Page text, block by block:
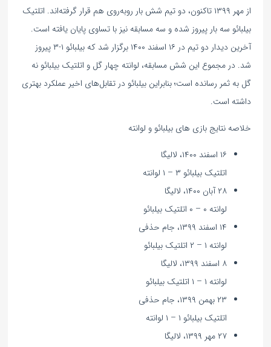
از مهر ۱۳۹۹ تاکنون، دو تیم شش بار روبه‌روی هم قرار گرفته‌اند. اتلتیک
بیلبائو سه بار پیروز شده و سه مسابقه نیز با تساوی پایان یافته است.
آخرین دیدار دو تیم در ۱۶ اسفند ۱۴۰۰ برگزار شد که بیلبائو ۱-۳ پیروز
شد. در مجموع این شش مسابقه، لوانته چهار گل و اتلتیک بیلبائو نه
گل به ثمر رسانده است؛ بنابراین بیلبائو در تقابل‌های اخیر عملکرد بهتری
داشته است.
خلاصه نتایج بازی های بیلبائو و لوانته
۱۶ اسفند ۱۴۰۰، لالیگا
اتلتیک بیلبائو ۳ – ۱ لوانته
۲۸ آبان ۱۴۰۰، لالیگا
لوانته ۰ – ۰ اتلتیک بیلبائو
۱۴ اسفند ۱۳۹۹، جام حذفی
لوانته ۱ – ۲ اتلتیک بیلبائو
۸ اسفند ۱۳۹۹، لالیگا
لوانته ۱ – ۱ اتلتیک بیلبائو
۲۳ بهمن ۱۳۹۹، جام حذفی
اتلتیک بیلبائو ۱ – ۱ لوانته
۲۷ مهر ۱۳۹۹، لالیگا